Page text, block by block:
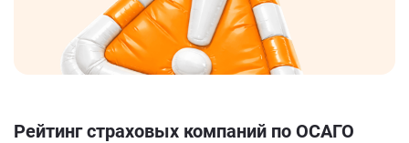
Рейтинг страховых компаний по ОСАГО